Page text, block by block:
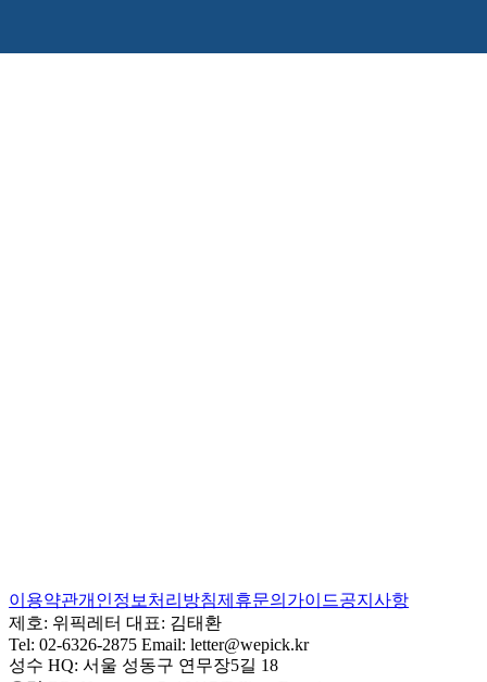
이용약관개인정보처리방침제휴문의 가이드공지사항
제호: 위픽레터 대표: 김태환
Tel: 02-6326-2875 Email: letter@wepick.kr
성수 HQ: 서울 성동구 연무장5길 18